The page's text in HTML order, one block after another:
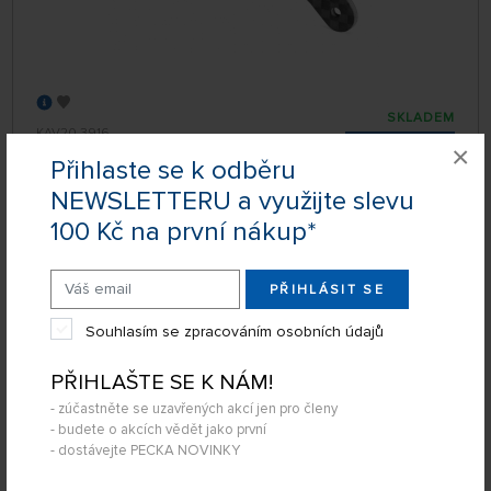
Přihlaste se k odběru
NEWSLETTERU a využijte slevu
100 Kč na první nákup*
PŘIHLÁSIT SE
Souhlasím se zpracováním osobních údajů
PŘIHLAŠTE SE K NÁM!
- zúčastněte se uzavřených akcí jen pro členy
- budete o akcích vědět jako první
- dostávejte PECKA NOVINKY
×
KAV20.3916
69 Kč
SKLADEM
Pondělí 10.08. na prodejně Nademlejnská
Úterý 11.08. může být u Vás
Servo páka hliníková 25mm (1″), 25 zubů, M3